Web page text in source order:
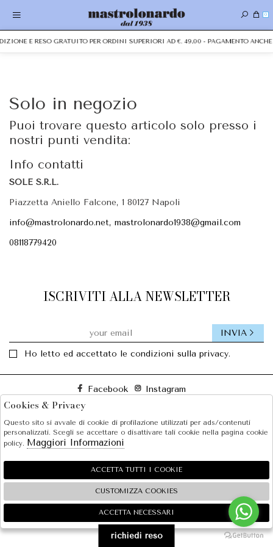
0
E RESO GRATUITO PER ORDINI SUPERIORI AD €. 49,00 - PAGAMENTO ANCHE
Solo in negozio
Puoi trovare questo articolo solo presso i
nostri punti vendita:
Info contatti
SOLE S.R.L.
Piazzetta Aniello Falcone, 1 80127 Napoli
info@mastrolonardo.net, mastrolonardo1938@gmail.com
08118779420
ISCRIVITI ALLA NEWSLETTER
Ho letto ed accettato le condizioni sulla privacy.
INVIA
Facebook Instagram
SOLE S.R.L.
SHOPPING
EXTRA
2026 SOLE S.R.L. - P.iva : 07456781215 Powered byAteliersocietàgruppo Zucchetti
🍪
richiedi reso
Cookies & Privacy
Questo sito si avvale di cookie di profilazione utilizzati per ads/contenuti
personalizzati. Scegli se accettare o disattivare tali cookie nella pagina cookie
policy. Maggiori Informazioni
ACCETTA TUTTI I COOKIE
CUSTOMIZZA COOKIES
ACCETTA NECESSARI